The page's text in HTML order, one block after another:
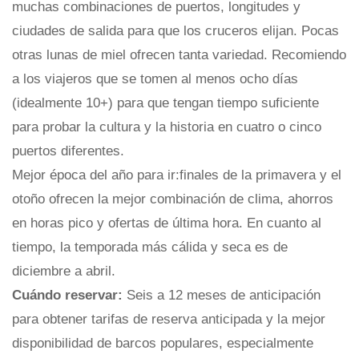
muchas combinaciones de puertos, longitudes y
ciudades de salida para que los cruceros elijan. Pocas
otras lunas de miel ofrecen tanta variedad. Recomiendo
a los viajeros que se tomen al menos ocho días
(idealmente 10+) para que tengan tiempo suficiente
para probar la cultura y la historia en cuatro o cinco
puertos diferentes.
Mejor época del año para ir:finales de la primavera y el
otoño ofrecen la mejor combinación de clima, ahorros
en horas pico y ofertas de última hora. En cuanto al
tiempo, la temporada más cálida y seca es de
diciembre a abril.
Cuándo reservar: Seis a 12 meses de anticipación
para obtener tarifas de reserva anticipada y la mejor
disponibilidad de barcos populares, especialmente